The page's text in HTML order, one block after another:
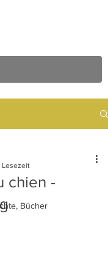
Bücher
chien -
Lesezeit